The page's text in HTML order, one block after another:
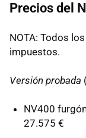
Precios del
NOTA: Todos
impuestos.
Versión probada
NV400
27.575 €